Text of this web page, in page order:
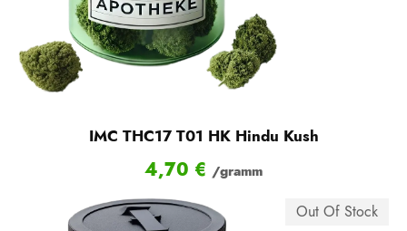
IMC THC17 T01 HK Hindu Kush
4,70 € /gramm
Out Of Stock